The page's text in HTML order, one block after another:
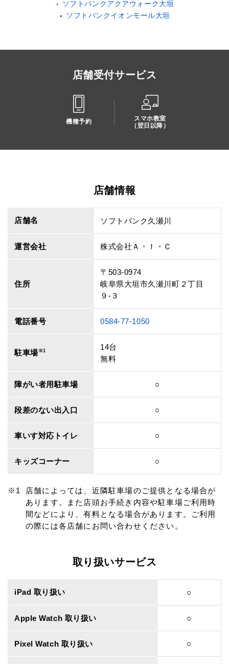
ソフトバンクアクアウォーク大垣
ソフトバンクイオンモール大垣
店舗受付サービス
機種予約
スマホ教室
（翌日以降）
店舗情報
店舗名 ソフトバンク久瀬川
運営会社 株式会社Ａ・Ｉ・Ｃ
住所
〒503-0974
岐阜県大垣市久瀬川町２丁目
９‐３
電話番号 0584-77-1050
駐車場※1
14台
無料
障がい者用駐車場 ○
段差のない出入口 ○
車いす対応トイレ ○
キッズコーナー ○
店舗によっては、近隣駐車場のご提供となる場合が
あります。また店頭お手続き内容や駐車場ご利用時
間などにより、有料となる場合があります。ご利用
の際には各店舗にお問い合わせください。
取り扱いサービス
iPad 取り扱い ○
Apple Watch 取り扱い ○
Pixel Watch 取り扱い ○